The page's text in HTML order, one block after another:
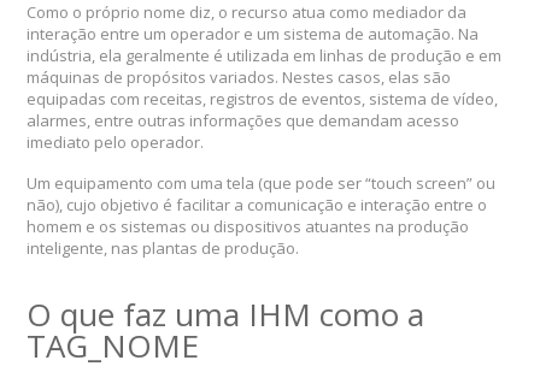
Como o próprio nome diz, o recurso atua como mediador da
interação entre um operador e um sistema de automação. Na
indústria, ela geralmente é utilizada em linhas de produção e em
máquinas de propósitos variados. Nestes casos, elas são
equipadas com receitas, registros de eventos, sistema de vídeo,
alarmes, entre outras informações que demandam acesso
imediato pelo operador.
Um equipamento com uma tela (que pode ser “touch screen” ou
não), cujo objetivo é facilitar a comunicação e interação entre o
homem e os sistemas ou dispositivos atuantes na produção
inteligente, nas plantas de produção.
O que faz uma IHM como a
TAG_NOME